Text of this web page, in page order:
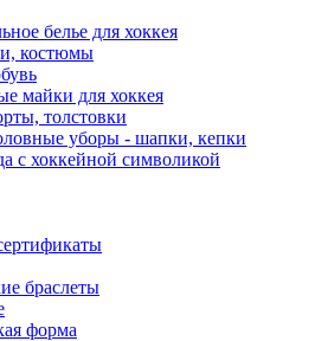
белье для хоккея
костюмы
майки для хоккея
толстовки
уборы - шапки, кепки
с хоккейной символикой
браслеты
форма